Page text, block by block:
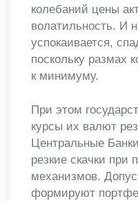
колебаний цены
волатильность. И
успокаивается,
поскольку размах
к минимуму.
При этом
курсы их валют
Центральные
резкие скачки при
механизмов.
формируют